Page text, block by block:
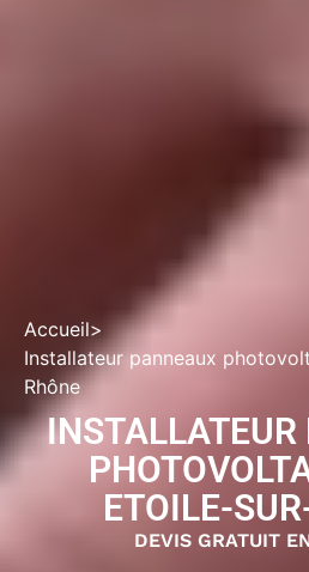
Accueil>
Installateur panneaux
Rhône
INSTALLATEUR
ETOILE-
DEVIS GRATUIT